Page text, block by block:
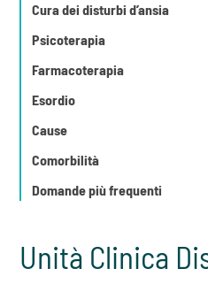
Cura dei disturbi d’ansia
Psicoterapia
Farmacoterapia
Esordio
Cause
Comorbilità
Domande più frequenti
Unità Clinica